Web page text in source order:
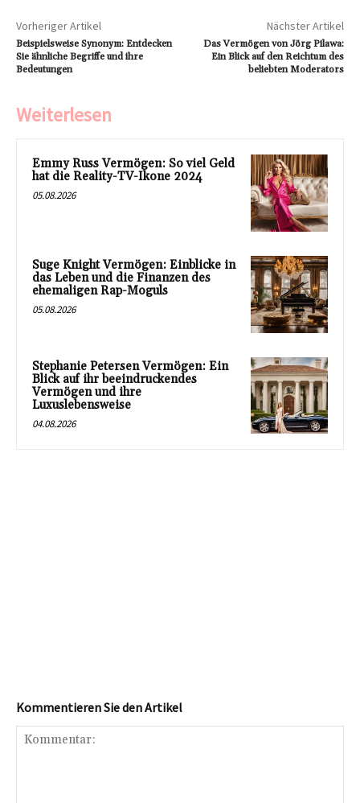
Vorheriger Artikel
Beispielsweise Synonym: Entdecken
Sie ähnliche Begriffe und ihre
Bedeutungen
Nächster Artikel
Das Vermögen von Jörg Pilawa:
Ein Blick auf den Reichtum des
beliebten Moderators
Weiterlesen
Emmy Russ Vermögen: So viel Geld
hat die Reality-TV-Ikone 2024
05.08.2026
Suge Knight Vermögen: Einblicke in
das Leben und die Finanzen des
ehemaligen Rap-Moguls
05.08.2026
Stephanie Petersen Vermögen: Ein
Blick auf ihr beeindruckendes
Vermögen und ihre
Luxuslebensweise
04.08.2026
Kommentieren Sie den Artikel